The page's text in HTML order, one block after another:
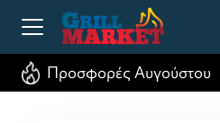
Προσφορές Αυγούστου